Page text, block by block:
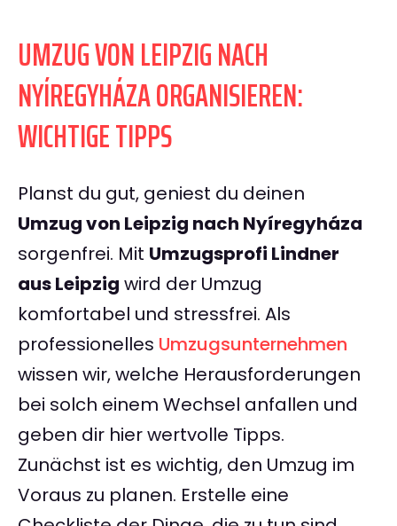
UMZUG VON LEIPZIG NACH
NYÍREGYHÁZA ORGANISIEREN:
WICHTIGE TIPPS
Planst du gut, geniest du deinen
Umzug von Leipzig nach Nyíregyháza
sorgenfrei. Mit Umzugsprofi Lindner
aus Leipzig wird der Umzug
komfortabel und stressfrei. Als
professionelles Umzugsunternehmen
wissen wir, welche Herausforderungen
bei solch einem Wechsel anfallen und
geben dir hier wertvolle Tipps.
Zunächst ist es wichtig, den Umzug im
Voraus zu planen. Erstelle eine